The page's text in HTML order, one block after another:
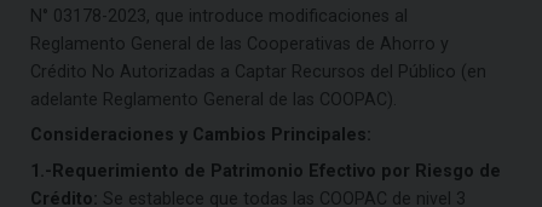
N° 03178-2023, que introduce modificaciones al
Reglamento General de las Cooperativas de Ahorro y
Crédito No Autorizadas a Captar Recursos del Público (en
adelante Reglamento General de las COOPAC).
Consideraciones y Cambios Principales:
1.-Requerimiento de Patrimonio Efectivo por Riesgo de
Crédito: Se establece que todas las COOPAC de nivel 3